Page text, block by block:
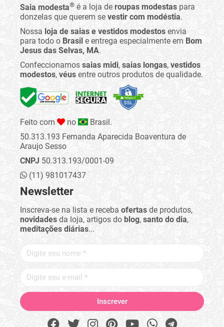
Saia modesta® é a loja de roupas modestas para
donzelas que querem se vestir com modéstia.
Nossa loja de saias e vestidos modestos envia
para todo o Brasil e entrega especialmente em Bom
Jesus das Selvas, MA.
Confeccionamos saias midi, saias longas, vestidos
modestos, véus entre outros produtos de qualidade.
Feito com no
Brasil.
50.313.193 Fernanda Aparecida Boaventura de
Araujo Sesso
CNPJ 50.313.193/0001-09
(11) 981017437
Newsletter
Inscreva-se na lista e receba ofertas de produtos,
novidades da loja, artigos do blog, santo do dia,
meditações diárias...